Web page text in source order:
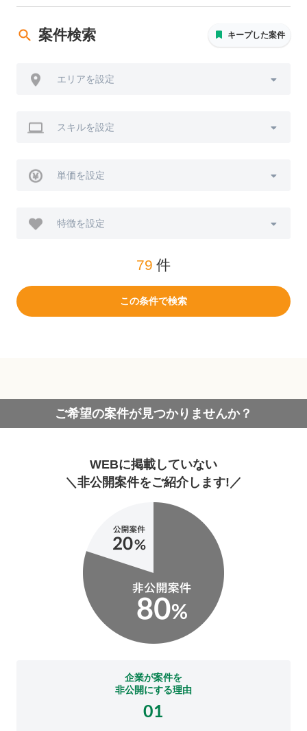
案件検索 キープした案件
エリアを設定
スキルを設定
単価を設定
特徴を設定
79 件
この条件で検索
ご希望の案件が見つかりませんか？
WEBに掲載していない
＼非公開案件をご紹介します!／
企業が案件を
非公開にする理由
01